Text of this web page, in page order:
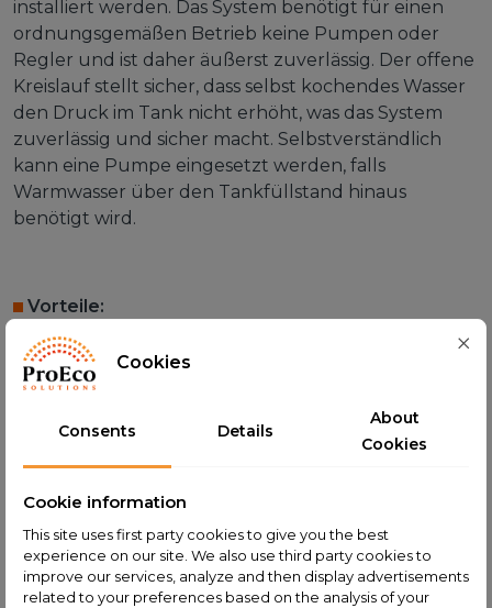
installiert werden. Das System benötigt für einen
ordnungsgemäßen Betrieb keine Pumpen oder
Regler und ist daher äußerst zuverlässig. Der offene
Kreislauf stellt sicher, dass selbst kochendes Wasser
den Druck im Tank nicht erhöht, was das System
zuverlässig und sicher macht. Selbstverständlich
kann eine Pumpe eingesetzt werden, falls
Warmwasser über den Tankfüllstand hinaus
benötigt wird.
Vorteile:
– Höherer Wirkungsgrad eines
Vakuumröhrenkollektors als ein herkömmlicher
– Einfache Konstruktion, geringe Ausfallrate – die
Lebensdauer der Rohre beträgt über 15 Jahre.
(kein Wärmeverlust).
– Hervorragende Speicherisolierung (täglicher
Wassertemperaturverlust von 6–10 °C).
– Keine Pumpen oder Regler erforderlich.
Cookies
Consents Details
About
Cookies
Cookie information
This site uses first party cookies to give you the best
experience on our site. We also use third party cookies to
improve our services, analyze and then display advertisements
related to your preferences based on the analysis of your